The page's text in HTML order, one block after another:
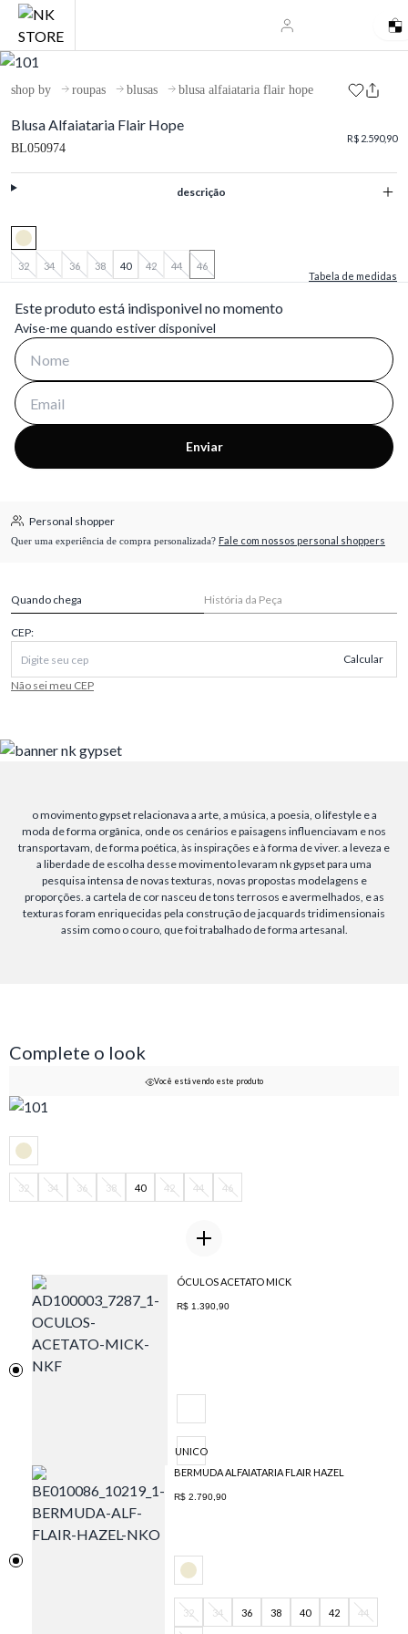
shop by roupas blusas blusa alfaiataria flair hope
Blusa Alfaiataria Flair Hope
BL050974
R$ 2.590,90
descrição
32 34 36 38 40 42 44
46
Tabela de medidas
Este produto está indisponivel no momento
Avise-me quando estiver disponivel
Enviar
Personal shopper
Quer uma experiência de compra personalizada? Fale com nossos personal shoppers
Quando chega História da Peça
CEP:
Calcular
Não sei meu CEP
o movimento gypset relacionava a arte, a música, a poesia, o lifestyle e a
moda de forma orgânica, onde os cenários e paisagens influenciavam e nos
transportavam, de forma poética, às inspirações e à forma de viver. a leveza e
a liberdade de escolha desse movimento levaram nk gypset para uma
pesquisa intensa de novas texturas, novas propostas modelagens e
proporções. a cartela de cor nasceu de tons terrosos e avermelhados, e as
texturas foram enriquecidas pela construção de jacquards tridimensionais
assim como o couro, que foi trabalhado de forma artesanal.
Complete o look
Você está vendo este produto
32 34 36 38 40 42 44 46
ÓCULOS ACETATO MICK
R$ 1.390,90
UNICO
BERMUDA ALFAIATARIA FLAIR HAZEL
R$ 2.790,90
32 34 36 38 40 42 44